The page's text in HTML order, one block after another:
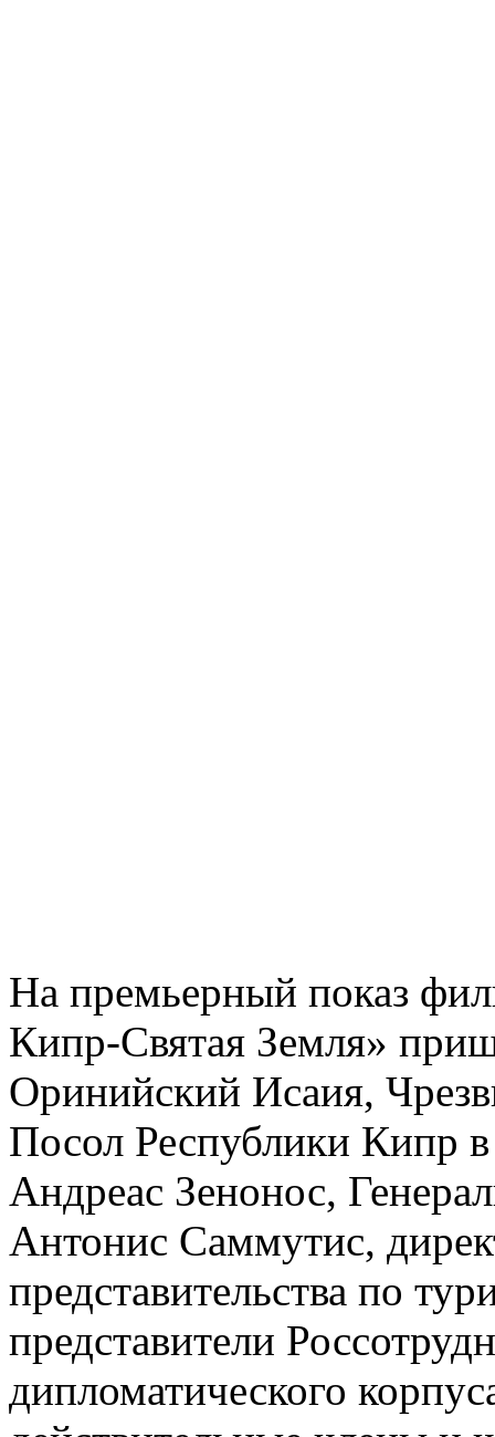
На премьерный показ
Кипр-Святая Земля»
Оринийский Исаия,
Посол Республики Кипр
Андреас Зенонос,
Антонис Саммутис,
представительства по
представители
дипломатического